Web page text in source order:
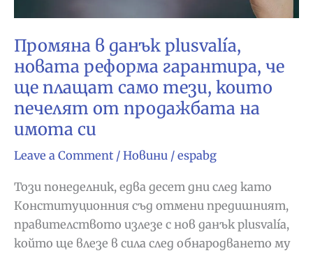
Промяна в данък plusvalía,
новата реформа гарантира, че
ще плащат само тези, които
печелят от продажбата на
имота си
Leave a Comment / Новини / espabg
Този понеделник, едва десет дни след като
Конституционния съд отмени предишният,
правителството излезе с нов данък plusvalía,
който ще влезе в сила след обнародването му